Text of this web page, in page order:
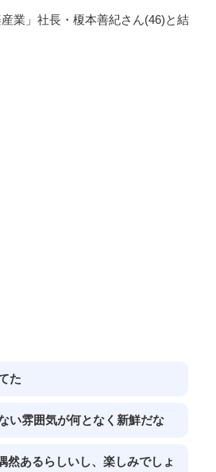
業」社長・榎本善紀さん(46)と結
た
い雰囲気が何となく新鮮だな
あるらしいし、楽しみでしょ